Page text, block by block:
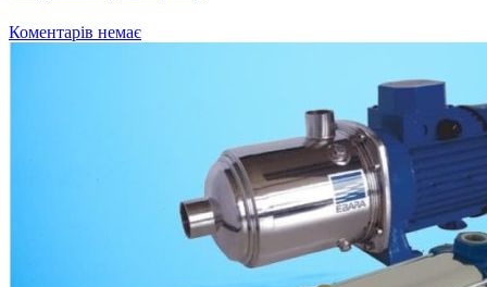
Коментарів немає